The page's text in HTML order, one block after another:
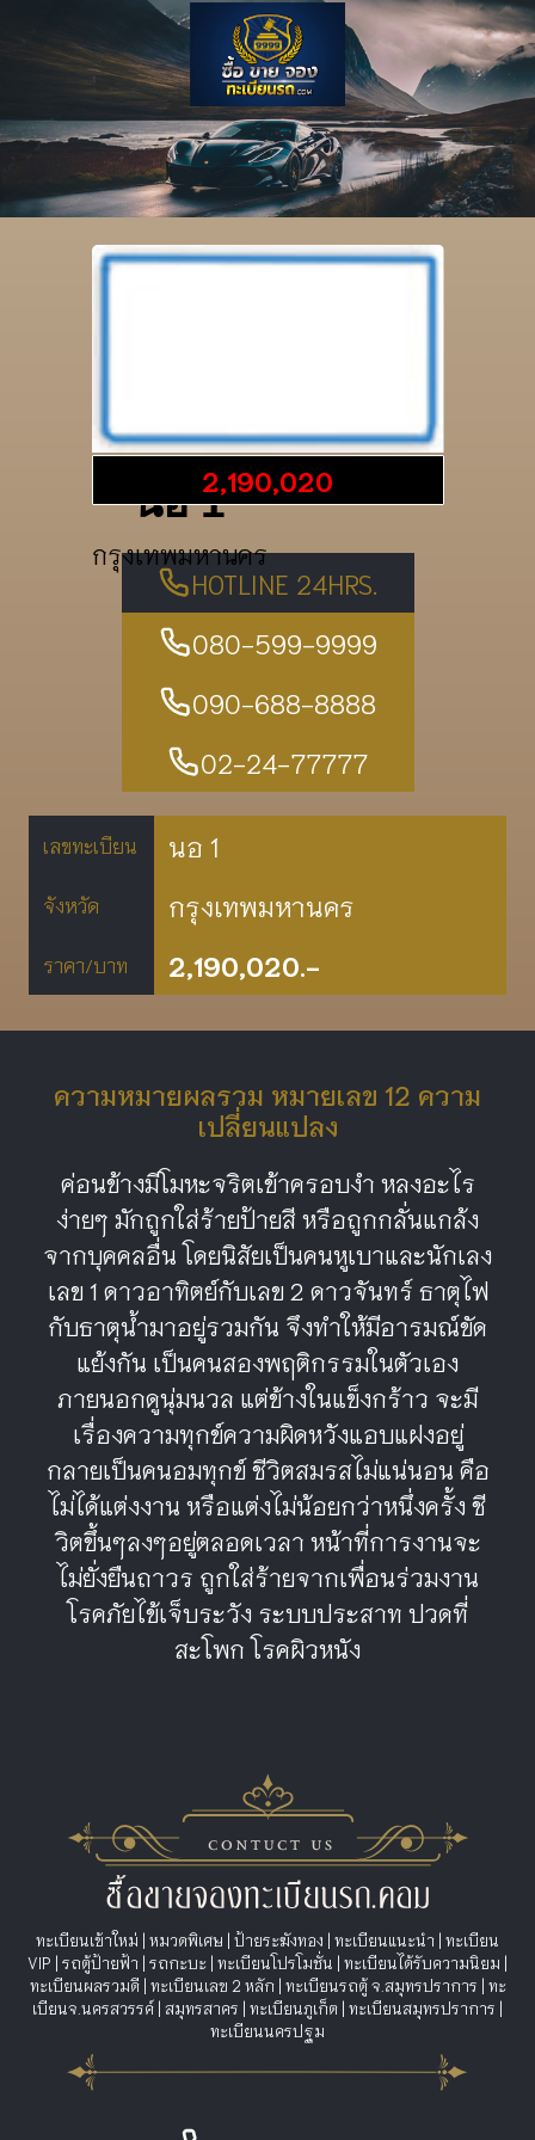
นอ 1
กรุงเทพมหานคร
2,190,020
HOTLINE 24HRS.
080-599-9999
090-688-8888
02-24-77777
เลขทะเบียน นอ 1
จังหวัด กรุงเทพมหานคร
ราคา/บาท 2,190,020.-
ความหมายผลรวม หมายเลข 12 ความ
เปลี่ยนแปลง
ค่อนข้างมีโมหะจริตเข้าครอบงำ หลงอะไร
ง่ายๆ มักถูกใส่ร้ายป้ายสี หรือถูกกลั่นแกล้ง
จากบุคคลอื่น โดยนิสัยเป็นคนหูเบาและนักเลง
เลข 1 ดาวอาทิตย์กับเลข 2 ดาวจันทร์ ธาตุไฟ
กับธาตุน้ำมาอยู่รวมกัน จึงทำให้มีอารมณ์ขัด
แย้งกัน เป็นคนสองพฤติกรรมในตัวเอง
ภายนอกดูนุ่มนวล แต่ข้างในแข็งกร้าว จะมี
เรื่องความทุกข์ความผิดหวังแอบแฝงอยู่
กลายเป็นคนอมทุกข์ ชีวิตสมรสไม่แน่นอน คือ
ไม่ได้แต่งงาน หรือแต่งไม่น้อยกว่าหนึ่งครั้ง ชี
วิตขึ้นๆลงๆอยู่ตลอดเวลา หน้าที่การงานจะ
ไม่ยั่งยืนถาวร ถูกใส่ร้ายจากเพื่อนร่วมงาน
โรคภัยไข้เจ็บระวัง ระบบประสาท ปวดที่
สะโพก โรคผิวหนัง
ทะเบียนเข้าใหม่ | หมวดพิเศษ | ป้ายระฆังทอง | ทะเบียนแนะนำ | ทะเบียน
VIP | รถตู้ป้ายฟ้า | รถกะบะ | ทะเบียนโปรโมชั่น | ทะเบียนได้รับความนิยม |
ทะเบียนผลรวมดี | ทะเบียนเลข 2 หลัก | ทะเบียนรถตู้ จ.สมุทรปราการ | ทะ
เบียนจ.นครสวรรค์ | สมุทรสาคร | ทะเบียนภูเก็ต | ทะเบียนสมุทรปราการ |
ทะเบียนนครปฐม